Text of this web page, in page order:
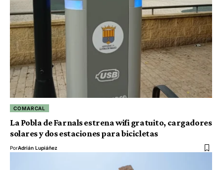
COMARCAL
La Pobla de Farnals estrena wifi gratuito, cargadores
solares y dos estaciones para bicicletas
PorAdrián Lupiáñez